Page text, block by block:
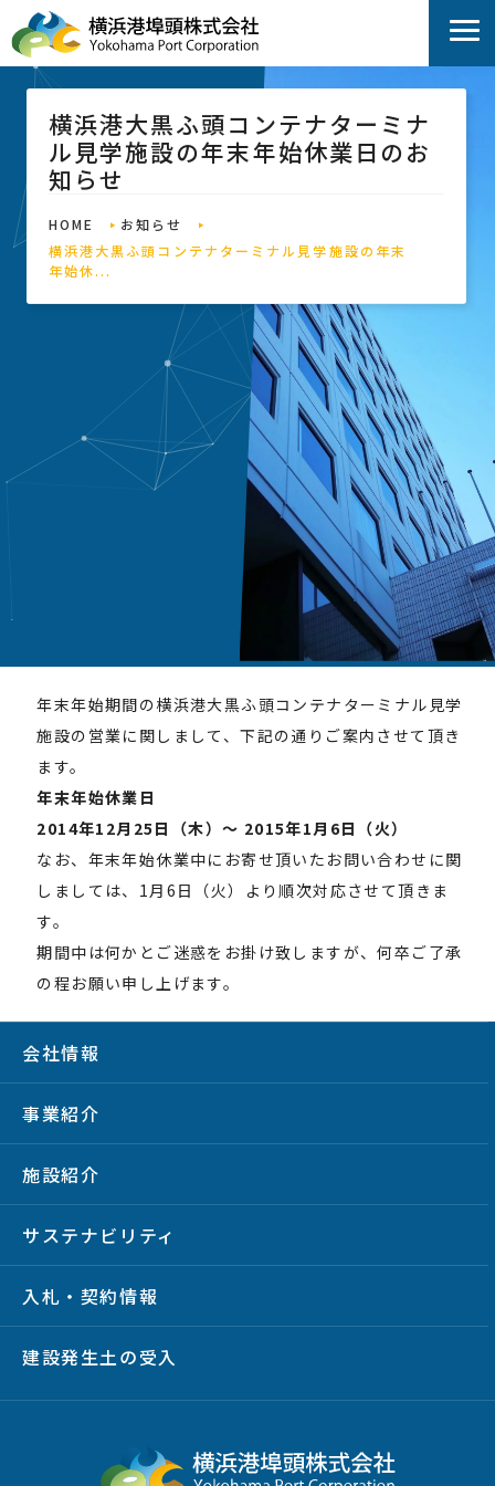
横浜港大黒ふ頭コンテナターミナ
ル見学施設の年末年始休業日のお
知らせ
HOME
お知らせ
横浜港大黒ふ頭コンテナターミナル見学施設の年末
年始休...
年末年始期間の横浜港大黒ふ頭コンテナターミナル見学
施設の営業に関しまして、下記の通りご案内させて頂き
ます。
年末年始休業日
2014年12月25日（木）～ 2015年1月6日（火）
なお、年末年始休業中にお寄せ頂いたお問い合わせに関
しましては、1月6日（火）より順次対応させて頂きま
す。
期間中は何かとご迷惑をお掛け致しますが、何卒ご了承
の程お願い申し上げます。
会社情報
事業紹介
施設紹介
サステナビリティ
入札・契約情報
建設発生土の受入